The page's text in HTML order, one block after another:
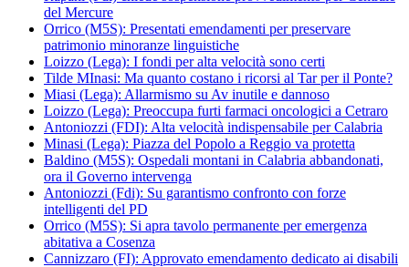
del Mercure
Orrico (M5S): Presentati emendamenti per preservare
patrimonio minoranze linguistiche
Loizzo (Lega): I fondi per alta velocità sono certi
Tilde MInasi: Ma quanto costano i ricorsi al Tar per il Ponte?
Miasi (Lega): Allarmismo su Av inutile e dannoso
Loizzo (Lega): Preoccupa furti farmaci oncologici a Cetraro
Antoniozzi (FDI): Alta velocità indispensabile per Calabria
Minasi (Lega): Piazza del Popolo a Reggio va protetta
Baldino (M5S): Ospedali montani in Calabria abbandonati,
ora il Governo intervenga
Antoniozzi (Fdi): Su garantismo confronto con forze
intelligenti del PD
Orrico (M5S): Si apra tavolo permanente per emergenza
abitativa a Cosenza
Cannizzaro (FI): Approvato emendamento dedicato ai disabili